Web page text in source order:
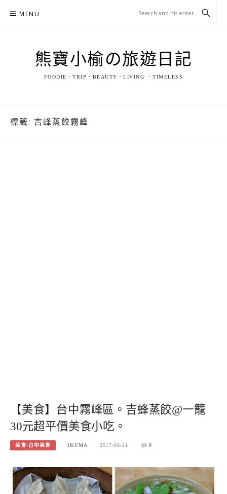
MENU
熊寶小榆の旅遊日記
FOODIE．TRIP．BEAUTY．LIVING ．TIMELESS
標籤: 吉峰蒸餃霧峰
【美食】台中霧峰區。吉蜂蒸餃@一籠
30元超平價美食小吃。
美食-台中美食 IKUMA 2017-06-21 0